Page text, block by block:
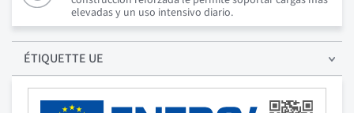
elevadas y un uso intensivo diario.
ÉTIQUETTE UE